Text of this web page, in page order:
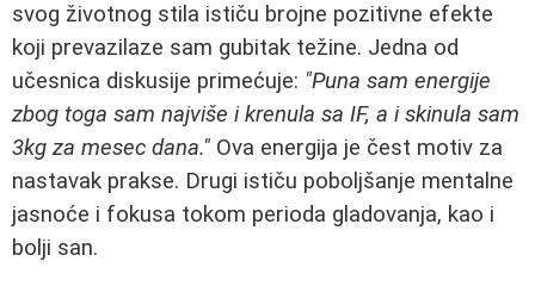
svog životnog stila ističu brojne pozitivne efekte
koji prevazilaze sam gubitak težine. Jedna od
učesnica diskusije primećuje: "Puna sam energije
zbog toga sam najviše i krenula sa IF, a i skinula sam
3kg za mesec dana." Ova energija je čest motiv za
nastavak prakse. Drugi ističu poboljšanje mentalne
jasnoće i fokusa tokom perioda gladovanja, kao i
bolji san.